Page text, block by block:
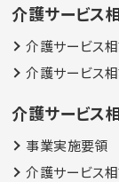
介護サービス
介護サービス
介護サービス
介護サービス
事業実施要領
介護サービス